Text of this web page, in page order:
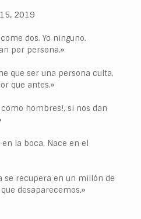
2019
dos. Yo ninguno.
por persona.»
que ser una persona culta,
que antes.»
hombres!, si nos dan
la boca, Nace en el
se recupera en un millón de
desaparecemos.»